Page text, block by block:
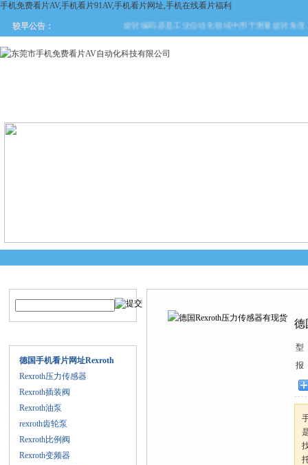
手机免费看片AV,手机看片91AV,手机看片网址,手机在线看片福利
较早公告： 旋转编码器是工业自动化领域中用于测量旋转角度
AV
德国手机看片网址Rexroth
Rexroth压力传感器
Rexroth插装阀
Rexroth油泵
rexroth齿轮泵
Rexroth比例阀
Rexroth变频器
德
型
报